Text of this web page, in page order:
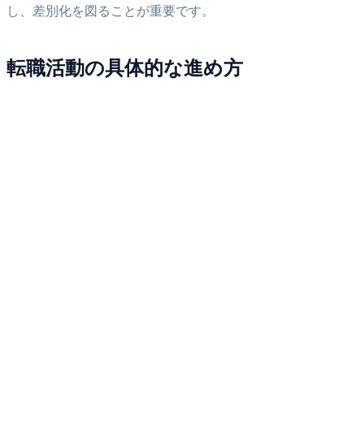
し、差別化を図ることが重要です。
転職活動の具体的な進め方